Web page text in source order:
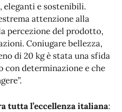
e sostenibili.
attenzione alla
percezione del prodotto,
Coniugare bellezza,
di 20 kg è stata una sfida
con determinazione e che
tutta l’eccellenza italiana: